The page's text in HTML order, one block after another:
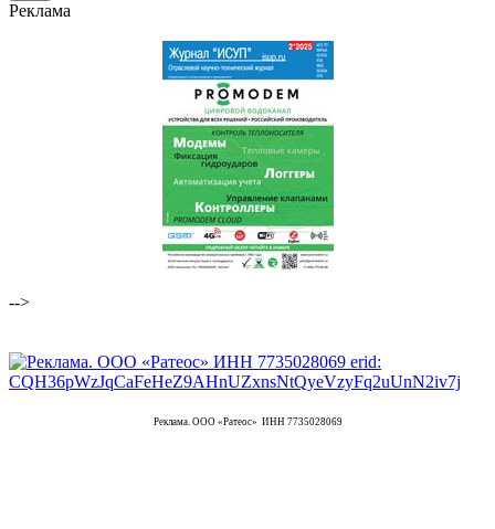
Реклама
-->
Реклама. ООО «Ратеос» ИНН 7735028069